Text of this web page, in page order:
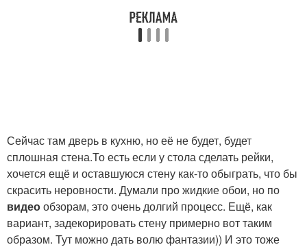
Сейчас там дверь в кухню, но её не будет, будет
сплошная стена.То есть если у стола сделать рейки,
хочется ещё и оставшуюся стену как-то обыграть, что бы
скрасить неровности. Думали про жидкие обои, но по
видеообзорам, это очень долгий процесс. Ещё, как
вариант, задекорировать стену примерно вот таким
образом. Тут можно дать волю фантазии)) И это тоже